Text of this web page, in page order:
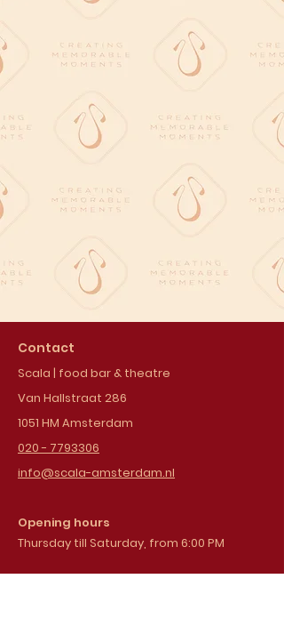
Contact
Scala | food bar & theatre
Van Hallstraat 286
1051 HM Amsterdam
020 - 7793306
info@scala-amsterdam.nl
Opening hours
Thursday till Saturday, from 6:00 PM